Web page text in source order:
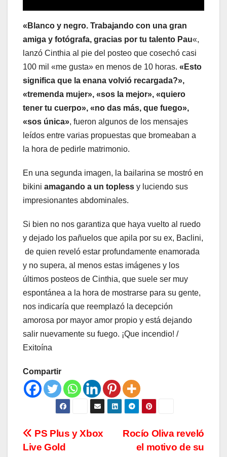
«Blanco y negro. Trabajando con una gran
amiga y fotógrafa, gracias por tu talento Pau«,
lanzó Cinthia al pie del posteo que cosechó casi
100 mil «me gusta» en menos de 10 horas. «Esto
significa que la enana volvió recargada?»,
«tremenda mujer», «sos la mejor», «quiero
tener tu cuerpo», «no das más, que fuego»,
«sos única», fueron algunos de los mensajes
leídos entre varias propuestas que bromeaban a
la hora de pedirle matrimonio.
En una segunda imagen, la bailarina se mostró en
bikini amagando a un topless y luciendo sus
impresionantes abdominales.
Si bien no nos garantiza que haya vuelto al ruedo
y dejado los pañuelos que apila por su ex, Baclini,
de quien reveló estar profundamente enamorada
y no supera, al menos estas imágenes y los
últimos posteos de Cinthia, que suele ser muy
espontánea a la hora de mostrarse para su gente,
nos indicaría que reemplazó la decepción
amorosa por mayor amor propio y está dejando
salir nuevamente su fuego. ¡Que incendio! /
Exitoína
Compartir
Navegación
Rocío Oliva reveló
el motivo de su
PS Plus y Xbox
Live Gold